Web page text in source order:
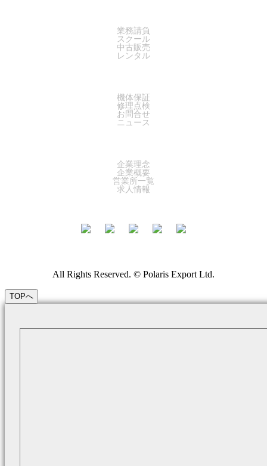
業務請負
スクール
中古販売
レンタル
機体保証
修理点検
お問合せ
ニュース
企業理念
企業概要
営業所一覧
求人情報
All Rights Reserved. © Polaris Export Ltd.
TOPへ